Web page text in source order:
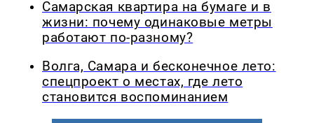
Самарская квартира на бумаге и в
жизни: почему одинаковые метры
работают по-разному?
Волга, Самара и бесконечное лето:
спецпроект о местах, где лето
становится воспоминанием